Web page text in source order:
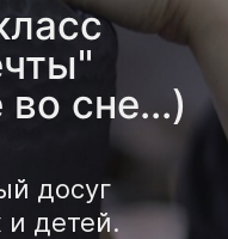
сне...)
досуг
и детей.